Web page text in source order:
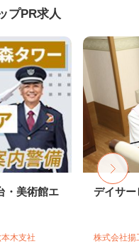
プPR求人
・美術館エ
木支社
デイサー
株式会社揚